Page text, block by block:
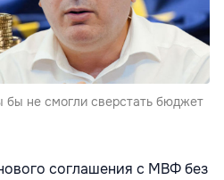
не смогли сверстать бюджет
соглашения с МВФ без